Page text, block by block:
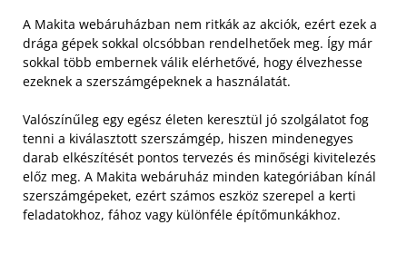
A Makita webáruházban nem ritkák az akciók, ezért ezek a
drága gépek sokkal olcsóbban rendelhetőek meg. Így már
sokkal több embernek válik elérhetővé, hogy élvezhesse
ezeknek a szerszámgépeknek a használatát.
Valószínűleg egy egész életen keresztül jó szolgálatot fog
tenni a kiválasztott szerszámgép, hiszen mindenegyes
darab elkészítését pontos tervezés és minőségi kivitelezés
előz meg. A Makita webáruház minden kategóriában kínál
szerszámgépeket, ezért számos eszköz szerepel a kerti
feladatokhoz, fához vagy különféle építőmunkákhoz.